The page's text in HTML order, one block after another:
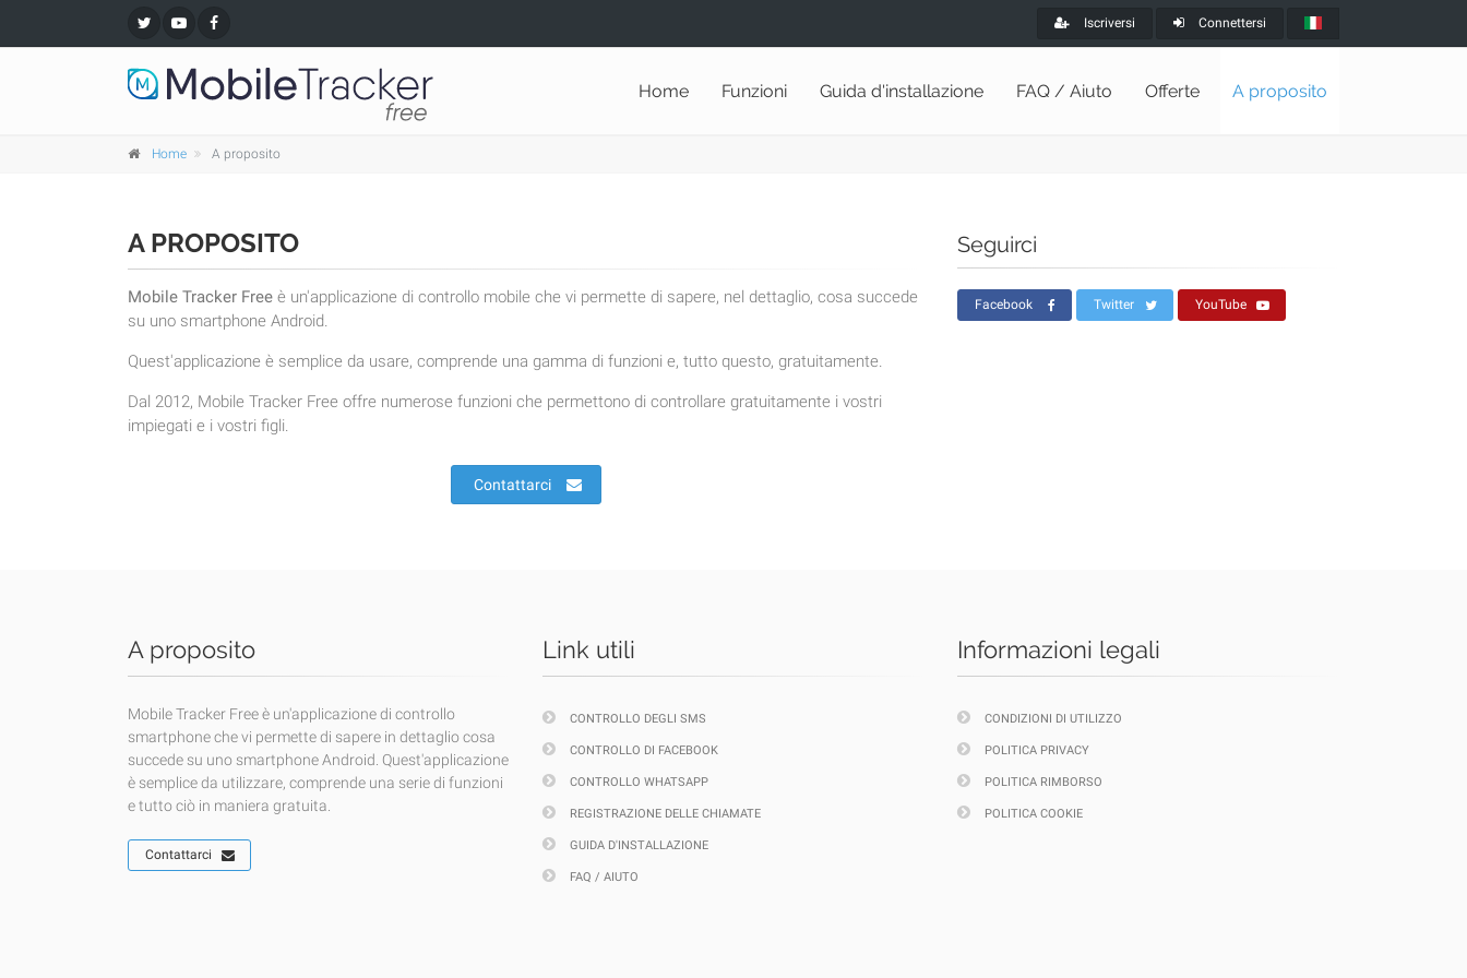
Iscriversi Connettersi
Home Funzioni Guida d'installazione FAQ / Aiuto Offerte A proposito
Home A proposito
A PROPOSITO
Mobile Tracker Free è un'applicazione di controllo mobile che vi permette di sapere, nel dettaglio, cosa succede
su uno smartphone Android.
Quest'applicazione è semplice da usare, comprende una gamma di funzioni e, tutto questo, gratuitamente.
Dal 2012, Mobile Tracker Free offre numerose funzioni che permettono di controllare gratuitamente i vostri
impiegati e i vostri figli.
Contattarci
Seguirci
Facebook Twitter YouTube
A proposito
Mobile Tracker Free è un'applicazione di controllo
smartphone che vi permette di sapere in dettaglio cosa
succede su uno smartphone Android. Quest'applicazione
è semplice da utilizzare, comprende una serie di funzioni
e tutto ciò in maniera gratuita.
Contattarci
Link utili
CONTROLLO DEGLI SMS
CONTROLLO DI FACEBOOK
CONTROLLO WHATSAPP
REGISTRAZIONE DELLE CHIAMATE
GUIDA D'INSTALLAZIONE
FAQ / AIUTO
Informazioni legali
CONDIZIONI DI UTILIZZO
POLITICA PRIVACY
POLITICA RIMBORSO
POLITICA COOKIE